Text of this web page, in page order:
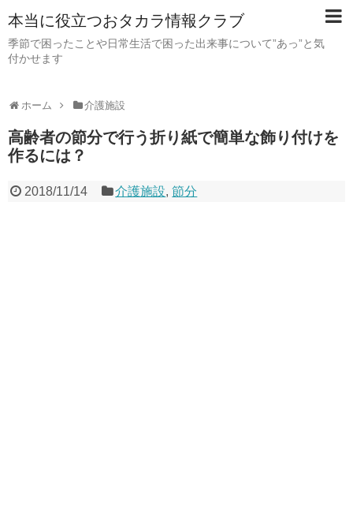
本当に役立つおタカラ情報クラブ
季節で困ったことや日常生活で困った出来事について”あっ”と気
付かせます
ホーム 介護施設
高齢者の節分で行う折り紙で簡単な飾り付けを
作るには？
2018/11/14 介護施設,節分